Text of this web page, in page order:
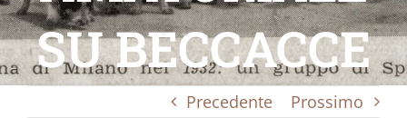
SU BECCACCE
Precedente Prossimo